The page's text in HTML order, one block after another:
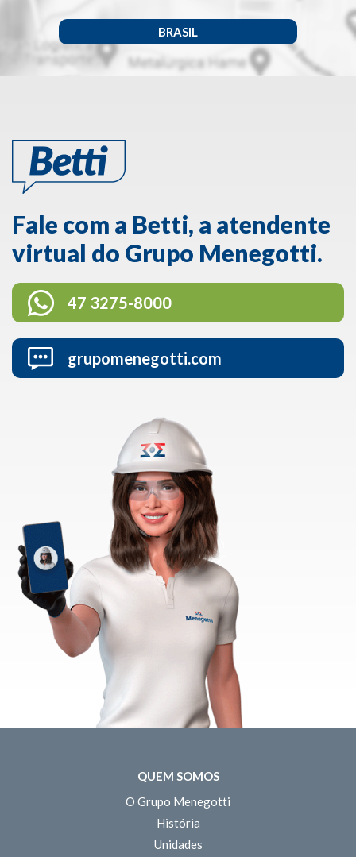
BRASIL
Fale com a Betti, a atendente
virtual do Grupo Menegotti.
47 3275-8000
grupomenegotti.com
QUEM SOMOS
O Grupo Menegotti
História
Unidades